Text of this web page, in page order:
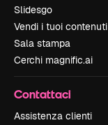
Slidesgo
Vendi i tuoi contenuti
Sala stampa
Cerchi magnific.ai
Contattaci
Assistenza clienti